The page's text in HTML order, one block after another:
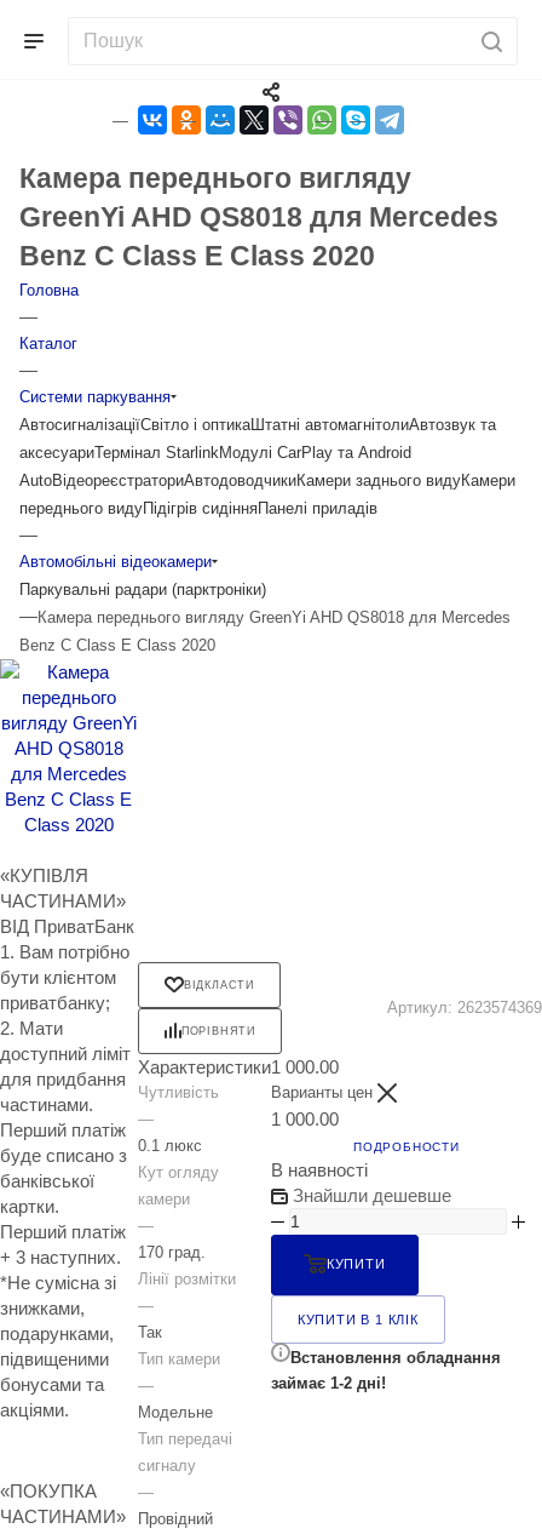
Камера переднього вигляду
GreenYi AHD QS8018 для Mercedes
Benz C Class E Class 2020
Головна
—
Каталог
—
Системи паркування
АвтосигналізаціїСвітло і оптикаШтатні автомагнітолиАвтозвук та
аксесуариТермінал StarlinkМодулі CarPlay та Android
AutoВідеореєстраториАвтодоводчикиКамери заднього видуКамери
переднього видуПідігрів сидінняПанелі приладів
—
Автомобільні відеокамери
Паркувальні радари (парктроніки)
—Камера переднього вигляду GreenYi AHD QS8018 для Mercedes
Benz C Class E Class 2020
«КУПІВЛЯ
ЧАСТИНАМИ»
ВІД ПриватБанк
1. Вам потрібно
бути клієнтом
приватбанку;
2. Мати
доступний ліміт
для придбання
частинами.
Перший платіж
буде списано з
банківської
картки.
Перший платіж
+ 3 наступних.
*Не сумісна зі
знижками,
подарунками,
підвищеними
бонусами та
акціями.
«ПОКУПКА
ЧАСТИНАМИ»
ВІДКЛАСТИ
ПОРІВНЯТИ
Артикул: 2623574369
Характеристики
Чутливість
—
0.1 люкс
Кут огляду
камери
—
170 град.
Лінії розмітки
—
Так
Тип камери
—
Модельне
Тип передачі
сигналу
—
Провідний
1 000.00
Варианты цен
1 000.00
ПОДРОБНОСТИ
В наявності
Знайшли дешевше
КУПИТИ
КУПИТИ В 1 КЛІК
Встановлення обладнання
займає 1-2 дні!